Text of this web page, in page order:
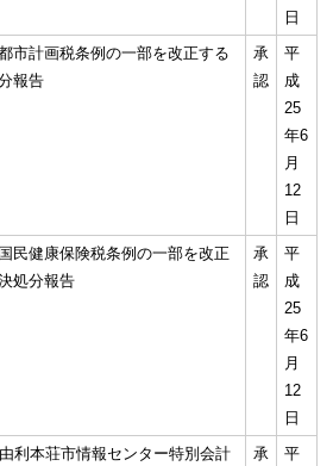
日
市計画税条例の一部を改正する
報告
承
認
平
成
25
年6
月
12
日
民健康保険税条例の一部を改正
処分報告
承
認
平
成
25
年6
月
12
日
利本荘市情報センター特別会計
承
平